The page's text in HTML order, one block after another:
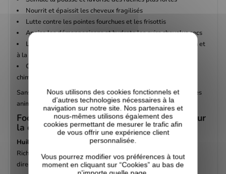
Nourrit et épaissit les cheveux fragilisés
Lutte contre les pointes fourchues et les frisottis
Apaise les démangeaisons et hydrate les cuirs chevelus secs
Laisse une sensation fraîche et stimulante grâce au romarin et
à la menthe
Convient à tous les types de cheveux et aux cheveux
chimiquement traités
Sans parabènes, sulfates, paraffine, huile minérale, tests sur les
animaux.
Focus ingrédients : des actifs puissants pour
la croissance
Huile de Ricin Noire Jamaïcaine (Castor Oil)
Riche en acides gras et en omégas. Épaissit la fibre, stimule
directement la pousse et nourrit le cuir chevelu.
Nous utilisons des cookies fonctionnels et
d’autres technologies nécessaires à la
navigation sur notre site. Nos partenaires et
nous-mêmes utilisons également des
cookies permettant de mesurer le trafic afin
de vous offrir une expérience client
personnalisée.
Vous pourrez modifier vos préférences à tout
moment en cliquant sur “Cookies” au bas de